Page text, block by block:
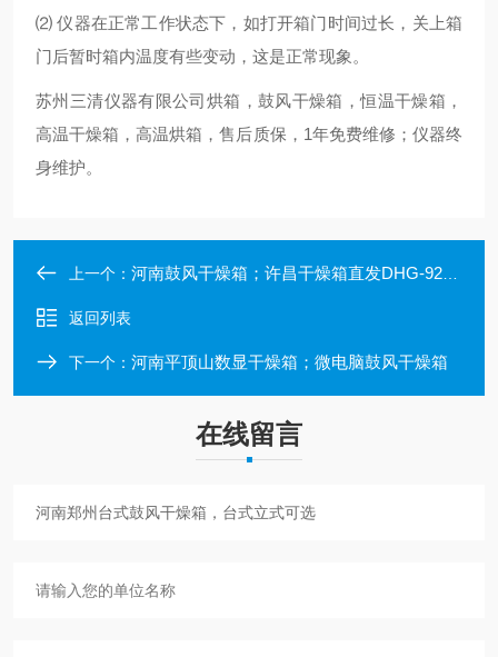
⑵ 仪器在正常工作状态下，如打开箱门时间过长，关上箱
门后暂时箱内温度有些变动，这是正常现象。
苏州三清仪器有限公司烘箱，鼓风干燥箱，恒温干燥箱，
高温干燥箱，高温烘箱，售后质保，1年免费维修；仪器终
身维护。
上一个： 河南鼓风干燥箱；许昌干燥箱直发DHG-9240A
返回列表
下一个： 河南平顶山数显干燥箱；微电脑鼓风干燥箱
在线留言